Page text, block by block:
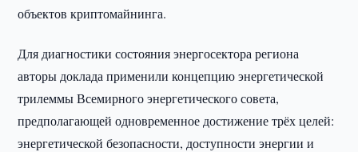
объектов криптомайнинга.
Для диагностики состояния энергосектора региона
авторы доклада применили концепцию энергетической
трилеммы Всемирного энергетического совета,
предполагающей одновременное достижение трёх целей:
энергетической безопасности, доступности энергии и